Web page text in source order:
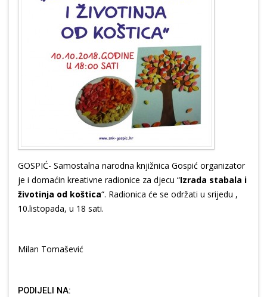
GOSPIĆ- Samostalna narodna knjižnica Gospić organizator
je i domaćin kreativne radionice za djecu “Izrada stabala i
životinja od koštica“. Radionica će se održati u srijedu ,
10.listopada, u 18 sati.
Milan Tomašević
PODIJELI NA: